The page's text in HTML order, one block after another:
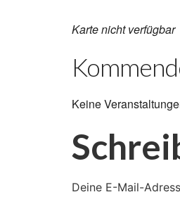
Karte nicht verfügbar
Keine
Deine E-Mail-